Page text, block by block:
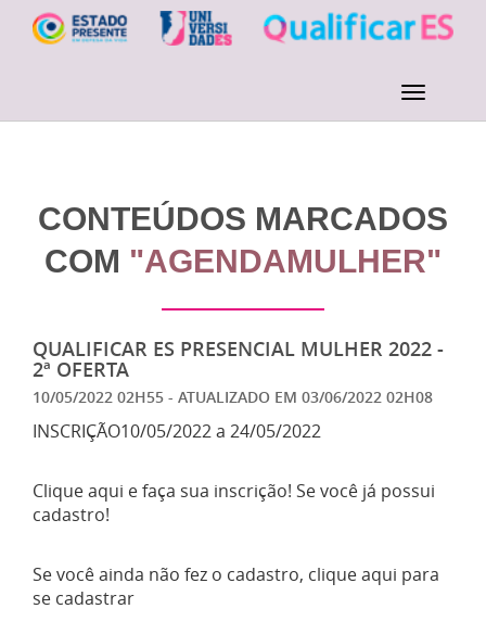
CONTEÚDOS MARCADOS
COM "AGENDAMULHER"
QUALIFICAR ES PRESENCIAL MULHER 2022 -
2ª OFERTA
10/05/2022 02H55 - ATUALIZADO EM 03/06/2022 02H08
INSCRIÇÃO10/05/2022 a 24/05/2022
Clique aqui e faça sua inscrição! Se você já possui
cadastro!
Se você ainda não fez o cadastro, clique aqui para
se cadastrar